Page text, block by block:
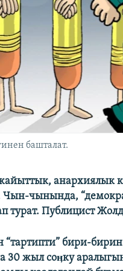
башталат.
анархиялык
Чын-чынында,
турат. Публицист
“тартипти” бири-
30 жыл соӊку